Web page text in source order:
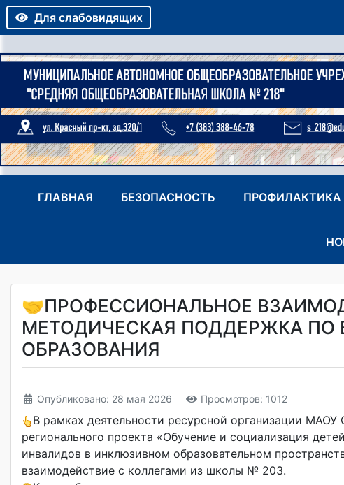
Для слабовидящих
ГЛАВНАЯ БЕЗОПАСНОСТЬ ПРОФИЛАКТИКА
🤝ПРОФЕССИОНАЛЬНОЕ
МЕТОДИЧЕСКАЯ ПОДДЕРЖКА
ОБРАЗОВАНИЯ
Опубликовано: 28 мая 2026 Просмотров: 1012
В рамках деятельности ресурсной организации
регионального проекта «Обучение и социализация
инвалидов в инклюзивном образовательном
взаимодействие с коллегами из школы № 203.